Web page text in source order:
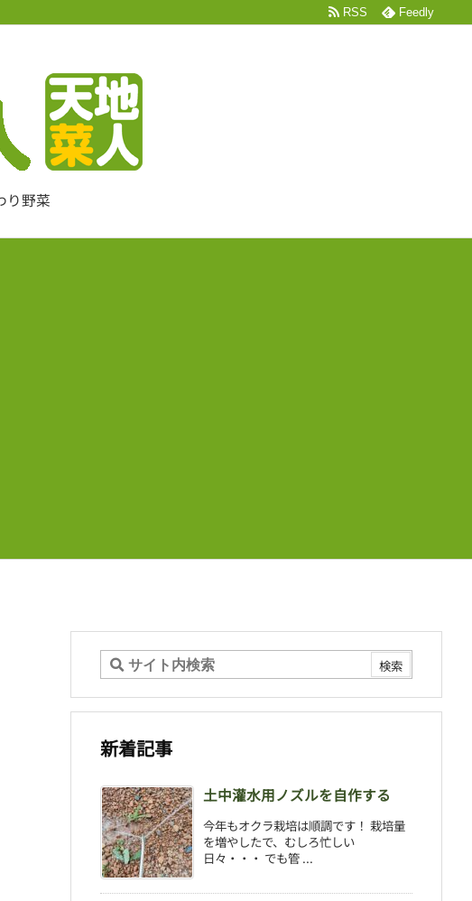
り野菜
RSS Feedly
新着記事
土中灌水用ノズルを自作する
今年もオクラ栽培は順調です！ 栽培量
を増やしたで、むしろ忙しい
日々・・・ でも管 ...